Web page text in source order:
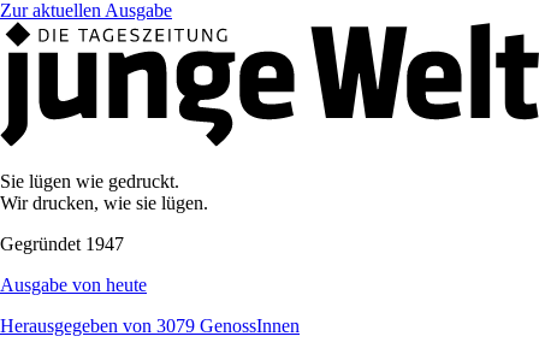
Zur aktuellen Ausgabe
Sie lügen wie gedruckt.
Wir drucken, wie sie lügen.
Gegründet 1947
Ausgabe von heute
Herausgegeben von 3079 GenossInnen